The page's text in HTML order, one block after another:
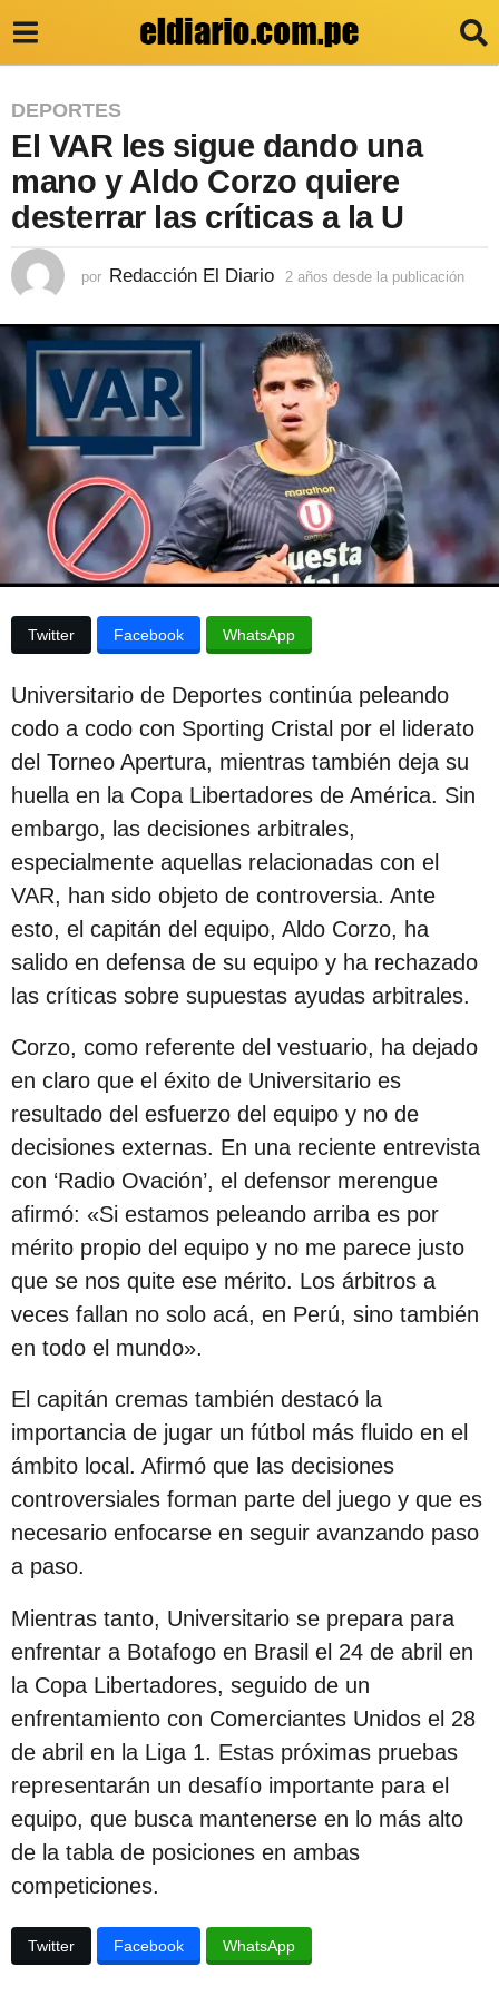
2
a
ñ
o
d
s
d
a
b
l
i
a
c
i
ó
n
2
a
ñ
o
s
d
e
s
d
e
l
a
p
u
b
i
c
a
c
i
ó
n
DEPORTES
El VAR les sigue dando una
mano y Aldo Corzo quiere
desterrar las críticas a la U
por Redacción El Diario 2 años desde la publicación
e
l
p
ó
n
Twitter Facebook WhatsApp
Universitario de Deportes continúa peleando
codo a codo con Sporting Cristal por el liderato
del Torneo Apertura, mientras también deja su
huella en la Copa Libertadores de América. Sin
embargo, las decisiones arbitrales,
especialmente aquellas relacionadas con el
VAR, han sido objeto de controversia. Ante
esto, el capitán del equipo, Aldo Corzo, ha
salido en defensa de su equipo y ha rechazado
las críticas sobre supuestas ayudas arbitrales.
Corzo, como referente del vestuario, ha dejado
en claro que el éxito de Universitario es
resultado del esfuerzo del equipo y no de
decisiones externas. En una reciente entrevista
con ‘Radio Ovación’, el defensor merengue
afirmó: «Si estamos peleando arriba es por
mérito propio del equipo y no me parece justo
que se nos quite ese mérito. Los árbitros a
veces fallan no solo acá, en Perú, sino también
en todo el mundo».
El capitán cremas también destacó la
importancia de jugar un fútbol más fluido en el
ámbito local. Afirmó que las decisiones
controversiales forman parte del juego y que es
necesario enfocarse en seguir avanzando paso
a paso.
Mientras tanto, Universitario se prepara para
enfrentar a Botafogo en Brasil el 24 de abril en
la Copa Libertadores, seguido de un
enfrentamiento con Comerciantes Unidos el 28
de abril en la Liga 1. Estas próximas pruebas
representarán un desafío importante para el
equipo, que busca mantenerse en lo más alto
de la tabla de posiciones en ambas
competiciones.
Twitter Facebook WhatsApp